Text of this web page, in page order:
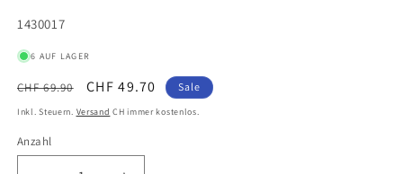
SKU:
1430017
6 AUF LAGER
Normaler
Preis
CHF 69.90 Verkaufspreis
CHF 49.70 Sale
Inkl. Steuern. Versand CH immer kostenlos.
Anzahl
Anzahl